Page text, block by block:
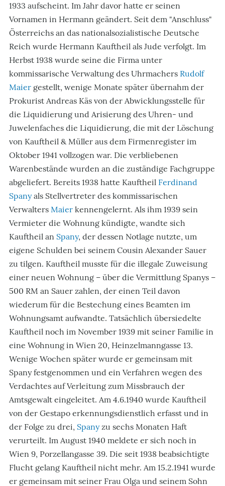
1933 aufscheint. Im Jahr davor hatte er seinen
Vornamen in Hermann geändert. Seit dem "Anschluss"
Österreichs an das nationalsozialistische Deutsche
Reich wurde Hermann Kauftheil als Jude verfolgt. Im
Herbst 1938 wurde seine die Firma unter
kommissarische Verwaltung des Uhrmachers Rudolf
Maier gestellt, wenige Monate später übernahm der
Prokurist Andreas Käs von der Abwicklungsstelle für
die Liquidierung und Arisierung des Uhren- und
Juwelenfaches die Liquidierung, die mit der Löschung
von Kauftheil & Müller aus dem Firmenregister im
Oktober 1941 vollzogen war. Die verbliebenen
Warenbestände wurden an die zuständige Fachgruppe
abgeliefert. Bereits 1938 hatte Kauftheil Ferdinand
Spanyals Stellvertreter des kommissarischen
Verwalters Maier kennengelernt. Als ihm 1939 sein
Vermieter die Wohnung kündigte, wandte sich
Kauftheil an Spany, der dessen Notlage nutzte, um
eigene Schulden bei seinem Cousin Alexander Sauer
zu tilgen. Kauftheil musste für die illegale Zuweisung
einer neuen Wohnung – über die Vermittlung Spanys –
500 RM an Sauer zahlen, der einen Teil davon
wiederum für die Bestechung eines Beamten im
Wohnungsamt aufwandte. Tatsächlich übersiedelte
Kauftheil noch im November 1939 mit seiner Familie in
eine Wohnung in Wien 20, Heinzelmanngasse 13.
Wenige Wochen später wurde er gemeinsam mit
Spany festgenommen und ein Verfahren wegen des
Verdachtes auf Verleitung zum Missbrauch der
Amtsgewalt eingeleitet. Am 4.6.1940 wurde Kauftheil
von der Gestapo erkennungsdienstlich erfasst und in
der Folge zu drei, Spanyzu sechs Monaten Haft
verurteilt. Im August 1940 meldete er sich noch in
Wien 9, Porzellangasse 39. Die seit 1938 beabsichtigte
Flucht gelang Kauftheil nicht mehr. Am 15.2.1941 wurde
er gemeinsam mit seiner Frau Olga und seinem Sohn